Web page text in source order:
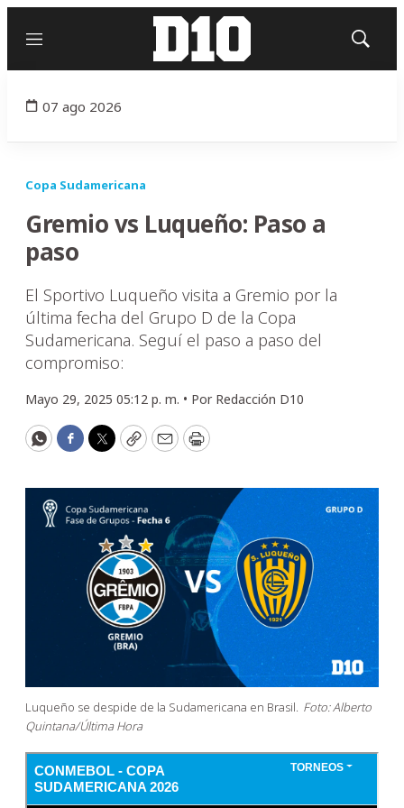
Menú
Mostrar
07 ago 2026
Copa Sudamericana
Gremio vs Luqueño: Paso a
paso
El Sportivo Luqueño visita a Gremio por la
última fecha del Grupo D de la Copa
Sudamericana. Seguí el paso a paso del
compromiso:
Mayo 29, 2025 05:12 p. m. • Por Redacción D10
WhatsApp
Facebook
Twitter
CopyEmailPrint
Luqueño se despide de la Sudamericana en Brasil. Foto: Alberto
Quintana/Última Hora